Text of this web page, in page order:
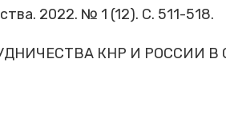
2022. № 1 (12). С. 511-518.
КНР И РОССИИ В